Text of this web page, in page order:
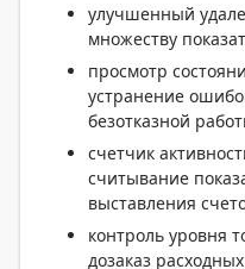
улучшенный
множеству
просмотр
устранение
безотказной
счетчик
считывание
выставления
контроль уровня
дозаказ